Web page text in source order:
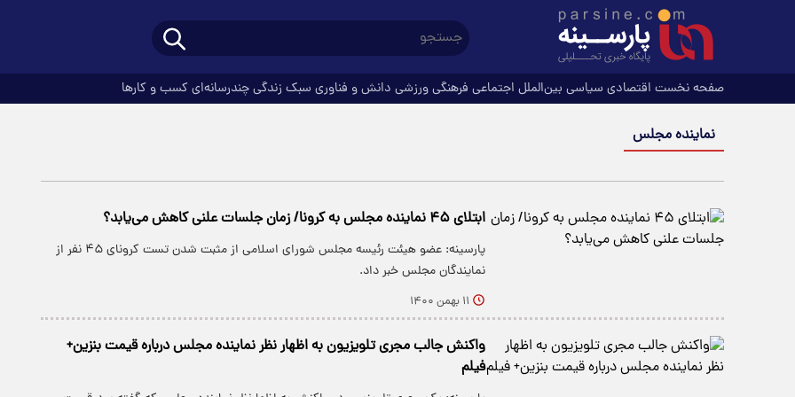
صفحه نخست اقتصادی سیاسی بین‌الملل اجتماعی فرهنگیورزشی دانش و فناوری سبک زندگیچندرسانه‌ای کسب و کارها
نماینده مجلس
ابتلای ۴۵ نماینده مجلس به کرونا/ زمان جلسات علنی کاهش می‌یابد؟
پارسینه: عضو هیئت رئیسه مجلس شورای اسلامی از مثبت شدن تست کرونای ۴۵ نفر از
نمایندگان مجلس خبر داد.
۱۱ بهمن ۱۴۰۰
واکنش جالب مجری تلویزیون به اظهار نظر نماینده مجلس درباره قیمت بنزین+
فیلم